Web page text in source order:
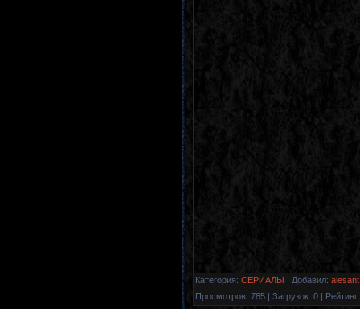
Категория: СЕРИАЛЫ | Добавил: alesant
Просмотров: 785 | Загрузок: 0 | Рейтинг: